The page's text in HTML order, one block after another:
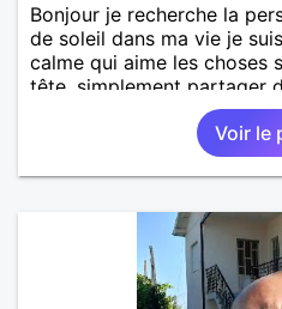
Bonjour je recherche la
de soleil dans ma vie je
calme qui aime les choses
tête, simplement partager
une personne qui me
Voir le